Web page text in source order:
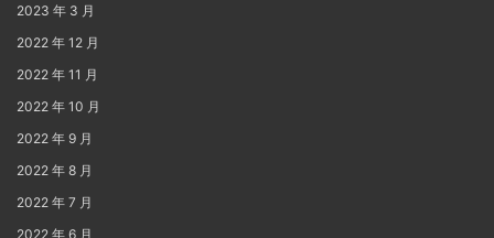
2023 年 3 月
2022 年 12 月
2022 年 11 月
2022 年 10 月
2022 年 9 月
2022 年 8 月
2022 年 7 月
2022 年 6 月